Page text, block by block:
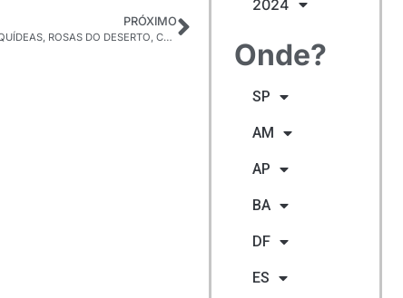
PRÓXIMO
9° FEIRÃO DE ORQUÍDEAS, ROSAS DO DESERTO, CACTOS, SUCULENTAS, BONSAIS E PLANTAS ORNAMENTAIS
2024
Onde?
SP
AM
AP
BA
DF
ES